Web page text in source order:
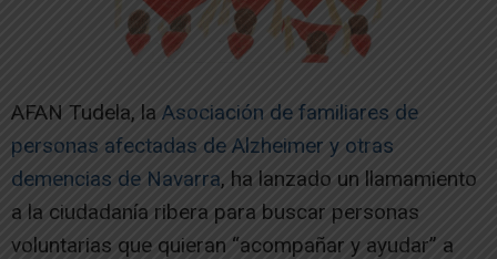
AFAN Tudela, la Asociación de familiares de
personas afectadas de Alzheimer y otras
demencias de Navarra, ha lanzado un llamamiento
a la ciudadanía ribera para buscar personas
voluntarias que quieran “acompañar y ayudar” a